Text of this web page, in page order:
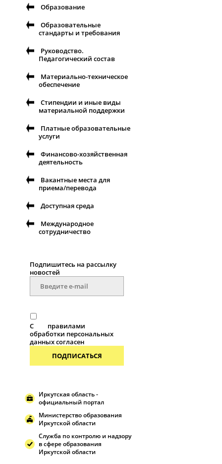
Образование
Образовательные
стандарты и требования
Руководство.
Педагогический состав
Материально-техническое
обеспечение
Стипендии и иные виды
материальной поддержки
Платные образовательные
услуги
Финансово-хозяйственная
деятельность
Вакантные места для
приема/перевода
Доступная среда
Международное
сотрудничество
Подпишитесь на рассылку
новостей
С
правилами
обработки персональных
данных согласен
ПОДПИСАТЬСЯ
Иркутская область -
официальный портал
Министерство образования
Иркутской области
Служба по контролю и надзору
в сфере образования
Иркутской области